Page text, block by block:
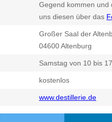
Gegend kommen und
uns diesen über das
Großer Saal der
04600Altenburg
Samstag von 10 bis
kostenlos
www.destillerie.de